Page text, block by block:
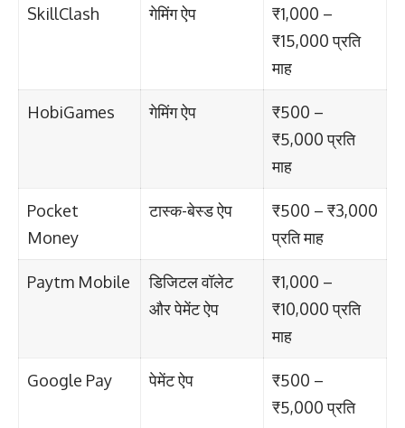
SkillClash गेमिंग ऐप
₹1,000 –
₹15,000 प्रति
माह
HobiGames गेमिंग ऐप
₹500 –
₹5,000 प्रति
माह
Pocket
Money
टास्क-बेस्ड ऐप
₹500 – ₹3,000
प्रति माह
Paytm Mobile
डिजिटल वॉलेट
और पेमेंट ऐप
₹1,000 –
₹10,000 प्रति
माह
Google Pay पेमेंट ऐप
₹500 –
₹5,000 प्रति